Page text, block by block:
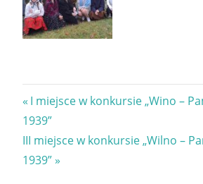
Nawigacja
wpisu
Previous
Post:
I miejsce w konkursie „Wino –
1939”
Next
Post:
III miejsce w konkursie „Wilno –
1939”